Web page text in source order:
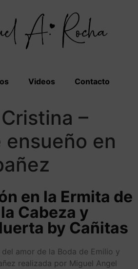
Videos Contacto
–
ensueño en
en la Ermita de
Cabeza y
by Cañitas
amor de la Boda de Emilio y
realizada por Miguel Angel